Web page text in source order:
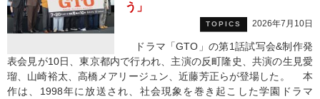
う」
TOPICS 2026年7月10日
ドラマ「GTO」の第1話試写会&制作発
表会見が10日、東京都内で行われ、主演の反町隆史、共演の生見愛
瑠、山崎裕太、高橋メアリージュン、近藤芳正らが登場した。 本
作は、1998年に放送され、社会現象を巻き起こした学園ドラマ